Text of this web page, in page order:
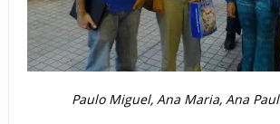
Paulo Miguel, Ana Maria, Ana